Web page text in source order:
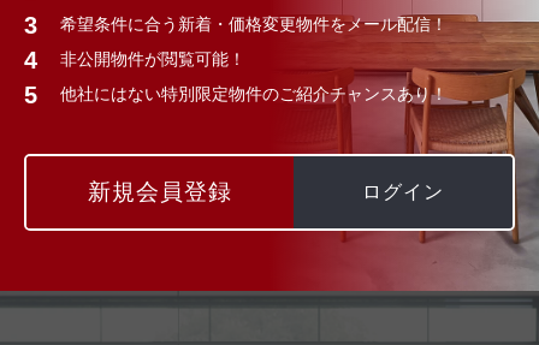
希望条件に合う新着・価格変更物件をメール配信！
非公開物件が閲覧可能！
他社にはない特別限定物件のご紹介チャンスあり！
新規会員登録 ログイン